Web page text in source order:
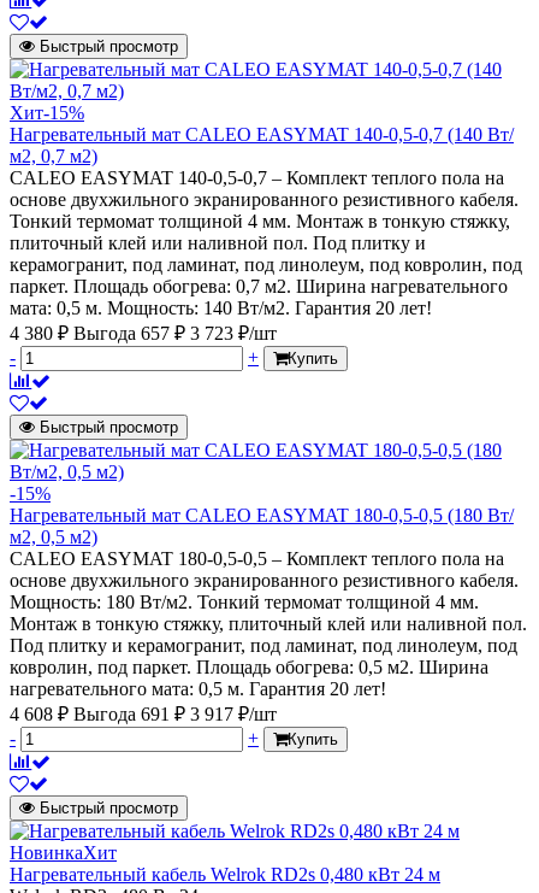
Быстрый просмотр
Хит-15%
Нагревательный мат CALEO EASYMAT 140-0,5-0,7 (140 Вт/
м2, 0,7 м2)
CALEO EASYMAT 140-0,5-0,7 – Комплект теплого пола на
основе двухжильного экранированного резистивного кабеля.
Тонкий термомат толщиной 4 мм. Монтаж в тонкую стяжку,
плиточный клей или наливной пол. Под плитку и
керамогранит, под ламинат, под линолеум, под ковролин, под
паркет. Площадь обогрева: 0,7 м2. Ширина нагревательного
мата: 0,5 м. Мощность: 140 Вт/м2. Гарантия 20 лет!
4 380 ₽ Выгода 657 ₽ 3 723 ₽/шт
-
+ Купить
Быстрый просмотр
-15%
Нагревательный мат CALEO EASYMAT 180-0,5-0,5 (180 Вт/
м2, 0,5 м2)
CALEO EASYMAT 180-0,5-0,5 – Комплект теплого пола на
основе двухжильного экранированного резистивного кабеля.
Мощность: 180 Вт/м2. Тонкий термомат толщиной 4 мм.
Монтаж в тонкую стяжку, плиточный клей или наливной пол.
Под плитку и керамогранит, под ламинат, под линолеум, под
ковролин, под паркет. Площадь обогрева: 0,5 м2. Ширина
нагревательного мата: 0,5 м. Гарантия 20 лет!
4 608 ₽ Выгода 691 ₽ 3 917 ₽/шт
-
+ Купить
Быстрый просмотр
НовинкаХит
Нагревательный кабель Welrok RD2s 0,480 кВт 24 м